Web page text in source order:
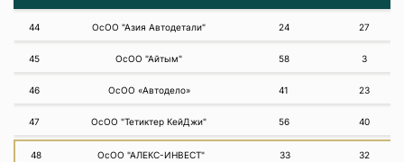
44 ОсОО "Азия Автодетали" 24 27
45 ОсОО "Айтым" 58 3
46 ОсОО «Автодело» 41 23
47 ОсОО "Тетиктер КейДжи" 56 40
48 ОсОО "АЛЕКС-ИНВЕСТ" 33 32